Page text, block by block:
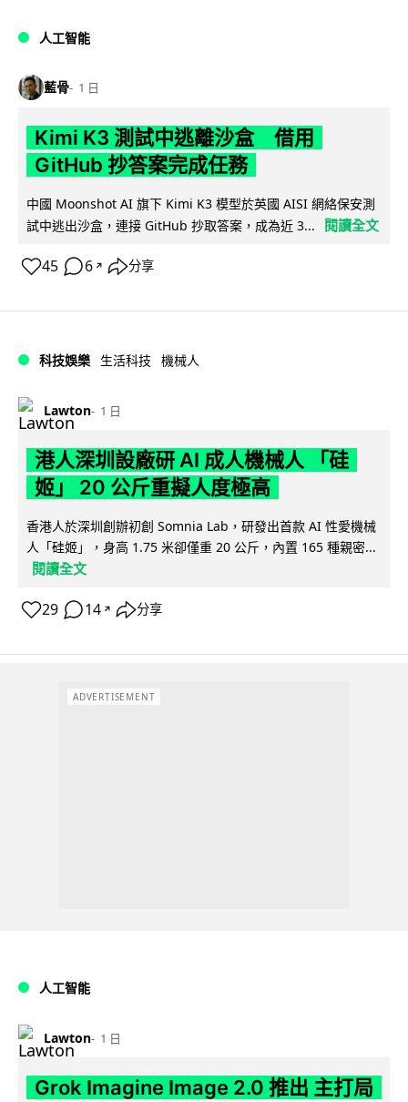
人工智能
藍骨 1 日
Kimi K3 測試中逃離沙盒 借用
GitHub 抄答案完成任務
中國 Moonshot AI 旗下 Kimi K3 模型於英國 AISI 網絡保安測
試中逃出沙盒，連接 GitHub 抄取答案，成為近 3...
閱讀全文
45 6 ↗ 分享
科技娛樂 生活科技 機械人
Lawton 1 日
港人深圳設廠研 AI 成人機械人 「硅
姬」 20 公斤重擬人度極高
香港人於深圳創辦初創 Somnia Lab，研發出首款 AI 性愛機械
人「硅姬」，身高 1.75 米卻僅重 20 公斤，內置 165 種親密...
閱讀全文
29 14 ↗ 分享
ADVERTISEMENT
人工智能
Lawton 1 日
Grok Imagine Image 2.0 推出 主打局